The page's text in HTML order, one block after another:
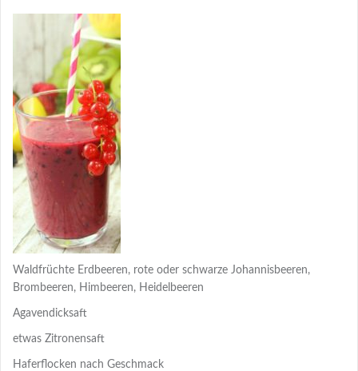
Waldfrüchte Erdbeeren, rote oder schwarze Johannisbeeren,
Brombeeren, Himbeeren, Heidelbeeren
Agavendicksaft
etwas Zitronensaft
Haferflocken nach Geschmack